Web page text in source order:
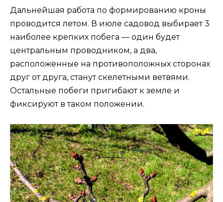
Дальнейшая работа по формированию кроны
проводится летом. В июле садовод выбирает 3
наиболее крепких побега — один будет
центральным проводником, а два,
расположенные на противоположных сторонах
друг от друга, станут скелетными ветвями.
Остальные побеги пригибают к земле и
фиксируют в таком положении.